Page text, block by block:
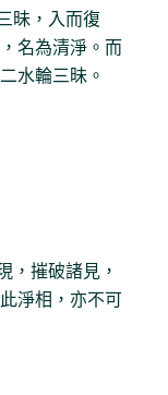
昧，入而復
名為清淨。而
水輪三昧。
，摧破諸見，
淨相，亦不可